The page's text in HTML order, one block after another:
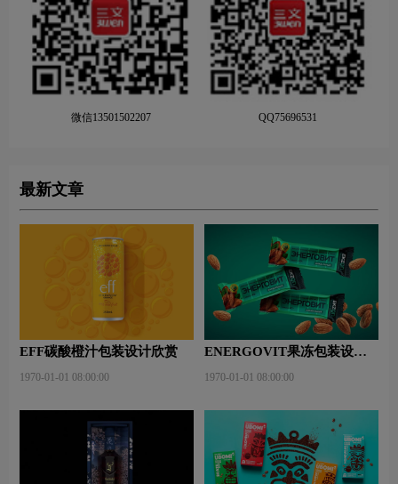
微信13501502207 QQ75696531
最新文章
EFF碳酸橙汁包装设计欣赏
1970-01-01 08:00:00
ENERGOVIT果冻包装设计
1970-01-01 08:00:00